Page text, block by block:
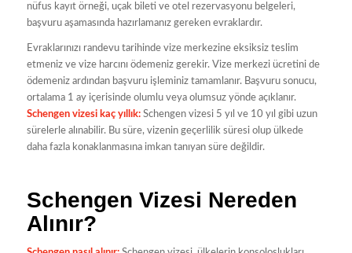
nüfus kayıt örneği, uçak bileti ve otel rezervasyonu belgeleri,
başvuru aşamasında hazırlamanız gereken evraklardır.
Evraklarınızı randevu tarihinde vize merkezine eksiksiz teslim
etmeniz ve vize harcını ödemeniz gerekir. Vize merkezi ücretini de
ödemeniz ardından başvuru işleminiz tamamlanır. Başvuru sonucu,
ortalama 1 ay içerisinde olumlu veya olumsuz yönde açıklanır.
Schengen vizesi kaç yıllık: Schengen vizesi 5 yıl ve 10 yıl gibi uzun
sürelerle alınabilir. Bu süre, vizenin geçerlilik süresi olup ülkede
daha fazla konaklanmasına imkan tanıyan süre değildir.
Schengen Vizesi Nereden
Alınır?